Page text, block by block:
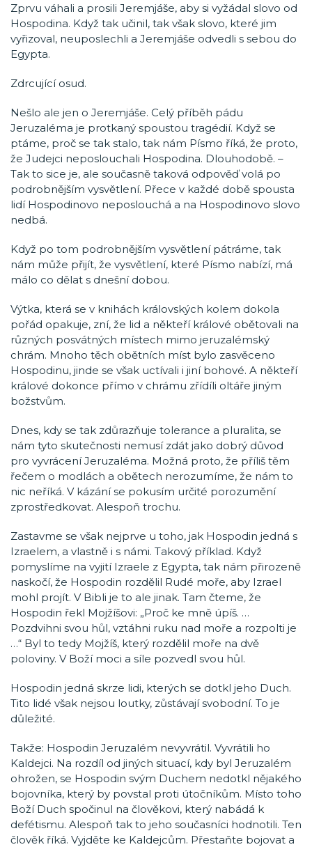
Zprvu váhali a prosili Jeremjáše, aby si vyžádal slovo od
Hospodina. Když tak učinil, tak však slovo, které jim
vyřizoval, neuposlechli a Jeremjáše odvedli s sebou do
Egypta.
Zdrcující osud.
Nešlo ale jen o Jeremjáše. Celý příběh pádu
Jeruzaléma je protkaný spoustou tragédií. Když se
ptáme, proč se tak stalo, tak nám Písmo říká, že proto,
že Judejci neposlouchali Hospodina. Dlouhodobě. –
Tak to sice je, ale současně taková odpověď volá po
podrobnějším vysvětlení. Přece v každé době spousta
lidí Hospodinovo neposlouchá a na Hospodinovo slovo
nedbá.
Když po tom podrobnějším vysvětlení pátráme, tak
nám může přijít, že vysvětlení, které Písmo nabízí, má
málo co dělat s dnešní dobou.
Výtka, která se v knihách královských kolem dokola
pořád opakuje, zní, že lid a někteří králové obětovali na
různých posvátných místech mimo jeruzalémský
chrám. Mnoho těch obětních míst bylo zasvěceno
Hospodinu, jinde se však uctívali i jiní bohové. A někteří
králové dokonce přímo v chrámu zřídíli oltáře jiným
božstvům.
Dnes, kdy se tak zdůrazňuje tolerance a pluralita, se
nám tyto skutečnosti nemusí zdát jako dobrý důvod
pro vyvrácení Jeruzaléma. Možná proto, že příliš těm
řečem o modlách a obětech nerozumíme, že nám to
nic neříká. V kázání se pokusím určité porozumění
zprostředkovat. Alespoň trochu.
Zastavme se však nejprve u toho, jak Hospodin jedná s
Izraelem, a vlastně i s námi. Takový příklad. Když
pomyslíme na vyjití Izraele z Egypta, tak nám přirozeně
naskočí, že Hospodin rozdělil Rudé moře, aby Izrael
mohl projít. V Bibli je to ale jinak. Tam čteme, že
Hospodin řekl Mojžíšovi: „Proč ke mně úpíš. …
Pozdvihni svou hůl, vztáhni ruku nad moře a rozpolti je
…“ Byl to tedy Mojžíš, který rozdělil moře na dvě
poloviny. V Boží moci a síle pozvedl svou hůl.
Hospodin jedná skrze lidi, kterých se dotkl jeho Duch.
Tito lidé však nejsou loutky, zůstávají svobodní. To je
důležité.
Takže: Hospodin Jeruzalém nevyvrátil. Vyvrátili ho
Kaldejci. Na rozdíl od jiných situací, kdy byl Jeruzalém
ohrožen, se Hospodin svým Duchem nedotkl nějakého
bojovníka, který by povstal proti útočníkům. Místo toho
Boží Duch spočinul na člověkovi, který nabádá k
defétismu. Alespoň tak to jeho současníci hodnotili. Ten
člověk říká. Vyjděte ke Kaldejcům. Přestaňte bojovat a